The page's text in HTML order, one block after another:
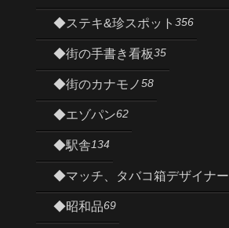
◆ステキ&珍スポット 356
◆街の手書き看板35
◆街のカナモノ58
◆エゾパン62
◆駅舎134
◆マッチ、タバコ箱デザイナー
◆昭和品69